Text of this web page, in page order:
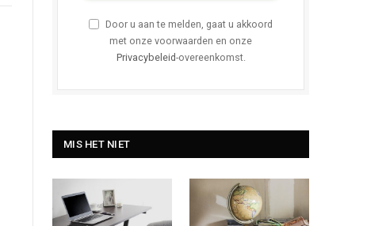
Door u aan te melden, gaat u akkoord
met onze voorwaarden en onze
Privacybeleid-overeenkomst.
MIS HET NIET